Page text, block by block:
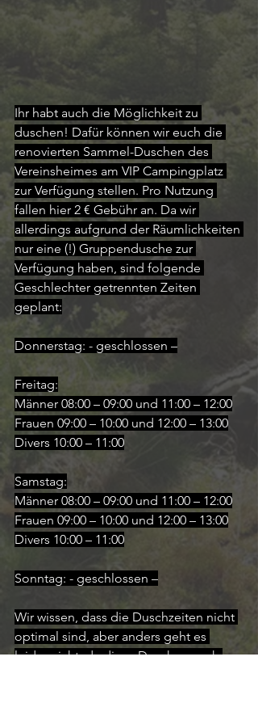
Ihr habt auch die Möglichkeit zu
duschen! Dafür können wir euch die
renovierten Sammel-Duschen des
Vereinsheimes am VIP Campingplatz
zur Verfügung stellen. Pro Nutzung
fallen hier 2 € Gebühr an. Da wir
allerdings aufgrund der Räumlichkeiten
nur eine (!) Gruppendusche zur
Verfügung haben, sind folgende
Geschlechter getrennten Zeiten
geplant:
Donnerstag: - geschlossen –
Freitag:
Männer 08:00 – 09:00 und 11:00 – 12:00
Frauen 09:00 – 10:00 und 12:00 – 13:00
Divers 10:00 – 11:00
Samstag:
Männer 08:00 – 09:00 und 11:00 – 12:00
Frauen 09:00 – 10:00 und 12:00 – 13:00
Divers 10:00 – 11:00
Sonntag: - geschlossen –
Wir wissen, dass die Duschzeiten nicht
optimal sind, aber anders geht es
leider nicht, da diese Duschen auch